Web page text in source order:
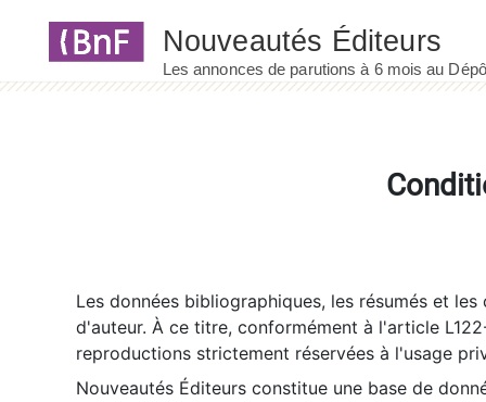
Les données bibliographiques, les résumés et
d'auteur. À ce titre, conformément à l'article
reproductions strictement réservées à l'usage
Nouveautés Éditeurs constitue une base de